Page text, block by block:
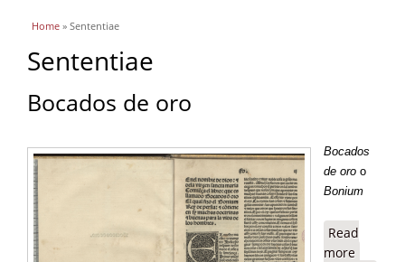
You are here
Home » Sententiae
Sententiae
Bocados de oro
Bocados
de oro o
Bonium
Read
more